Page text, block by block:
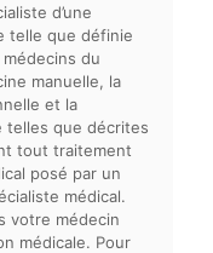
d’une
telle que définie
du
manuelle, la
et la
telles que décrites
tout traitement
posé par un
médical.
votre médecin
médicale. Pour